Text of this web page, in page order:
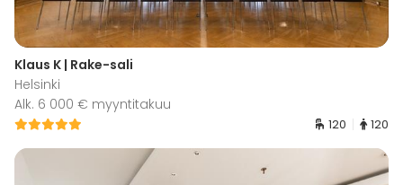
Klaus K | Rake-sali
Helsinki
Alk. 6 000 € myyntitakuu
120 120